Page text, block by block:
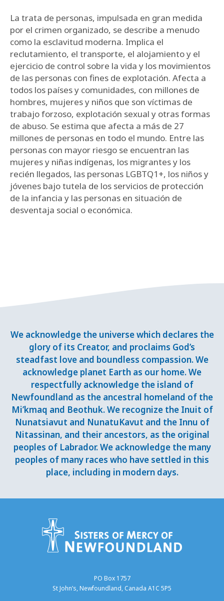
La trata de personas, impulsada en gran medida
por el crimen organizado, se describe a menudo
como la esclavitud moderna. Implica el
reclutamiento, el transporte, el alojamiento y el
ejercicio de control sobre la vida y los movimientos
de las personas con fines de explotación. Afecta a
todos los países y comunidades, con millones de
hombres, mujeres y niños que son víctimas de
trabajo forzoso, explotación sexual y otras formas
de abuso. Se estima que afecta a más de 27
millones de personas en todo el mundo. Entre las
personas con mayor riesgo se encuentran las
mujeres y niñas indígenas, los migrantes y los
recién llegados, las personas LGBTQ1+, los niños y
jóvenes bajo tutela de los servicios de protección
de la infancia y las personas en situación de
desventaja social o económica.
We acknowledge the universe which declares the
glory of its Creator, and proclaims God’s
steadfast love and boundless compassion. We
acknowledge planet Earth as our home. We
respectfully acknowledge the island of
Newfoundland as the ancestral homeland of the
Mi’kmaq and Beothuk. We recognize the Inuit of
Nunatsiavut and NunatuKavut and the Innu of
Nitassinan, and their ancestors, as the original
peoples of Labrador. We acknowledge the many
peoples of many races who have settled in this
place, including in modern days.
PO Box 1757
St John’s, Newfoundland, Canada A1C 5P5